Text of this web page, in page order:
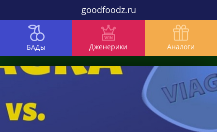
goodfoodz.ru
БАДы Дженерики Аналоги